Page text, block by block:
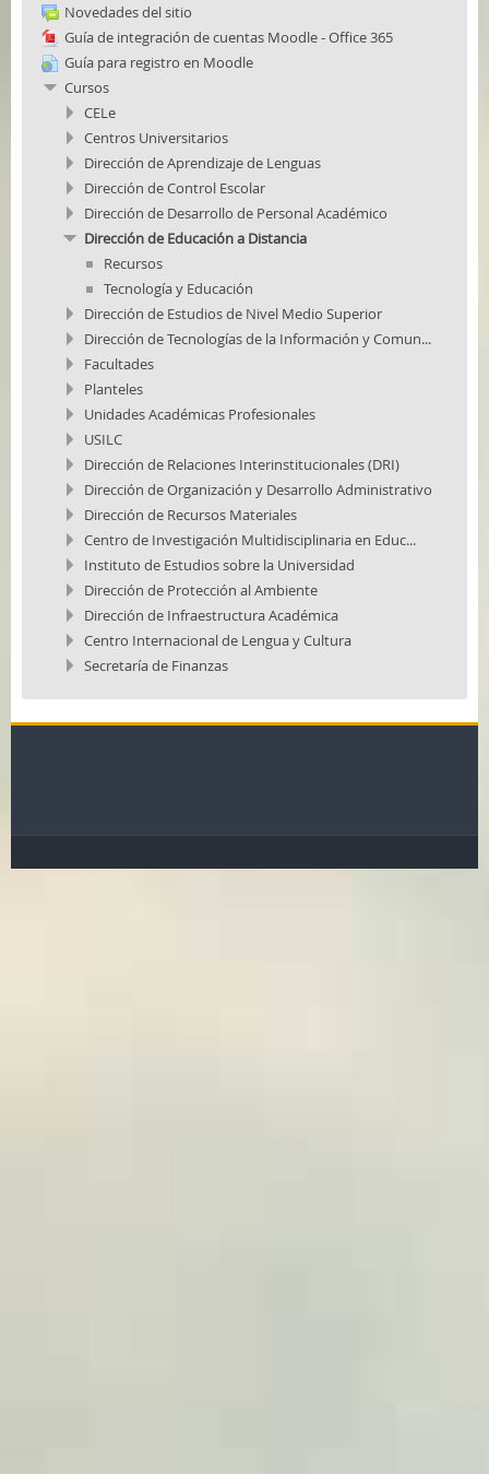
Novedades del sitio
Guía de integración de cuentas Moodle - Office 365
Guía para registro en Moodle
Cursos
CELe
Centros Universitarios
Dirección de Aprendizaje de Lenguas
Dirección de Control Escolar
Dirección de Desarrollo de Personal Académico
Dirección de Educación a Distancia
Recursos
Tecnología y Educación
Dirección de Estudios de Nivel Medio Superior
Dirección de Tecnologías de la Información y Comun...
Facultades
Planteles
Unidades Académicas Profesionales
USILC
Dirección de Relaciones Interinstitucionales (DRI)
Dirección de Organización y Desarrollo Administrativo
Dirección de Recursos Materiales
Centro de Investigación Multidisciplinaria en Educ...
Instituto de Estudios sobre la Universidad
Dirección de Protección al Ambiente
Dirección de Infraestructura Académica
Centro Internacional de Lengua y Cultura
Secretaría de Finanzas